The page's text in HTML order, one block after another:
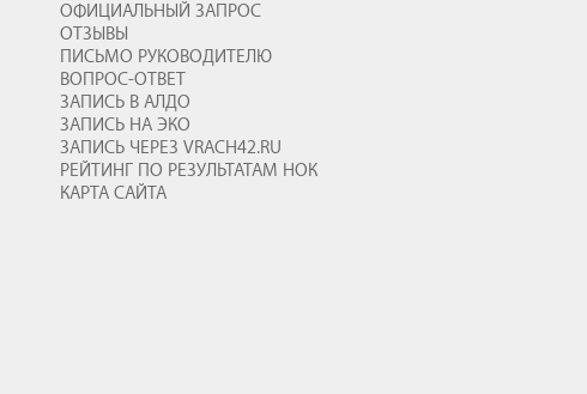
ОФИЦИАЛЬНЫЙ ЗАПРОС
ОТЗЫВЫ
ПИСЬМО РУКОВОДИТЕЛЮ
ВОПРОС-ОТВЕТ
ЗАПИСЬ В АЛДО
ЗАПИСЬ НА ЭКО
ЗАПИСЬ ЧЕРЕЗ VRACH42.RU
РЕЙТИНГ ПО РЕЗУЛЬТАТАМ НОК
КАРТА САЙТА